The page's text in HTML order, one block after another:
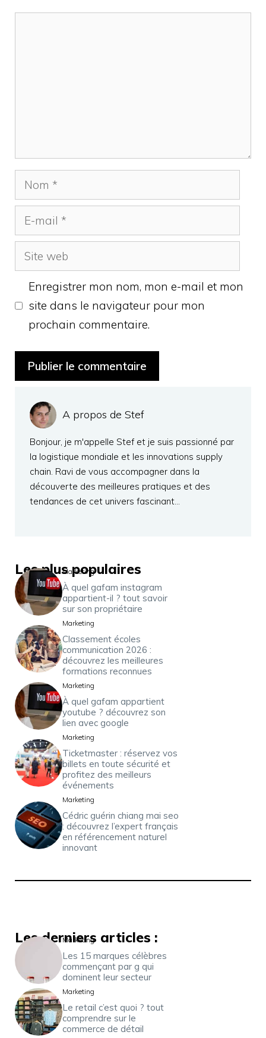
Nom
mail
Site
web
Enregistrer mon nom, mon e-mail et mon
site dans le navigateur pour mon
prochain commentaire.
A propos de Stef
Bonjour, je m'appelle Stef et je suis passionné par
la logistique mondiale et les innovations supply
chain. Ravi de vous accompagner dans la
découverte des meilleures pratiques et des
tendances de cet univers fascinant…
Les plus populaires
Marketing
À quel gafam instagram
appartient-il ? tout savoir
sur son propriétaire
Marketing
Classement écoles
communication 2026 :
découvrez les meilleures
formations reconnues
Marketing
À quel gafam appartient
youtube ? découvrez son
lien avec google
Marketing
Ticketmaster : réservez vos
billets en toute sécurité et
profitez des meilleurs
événements
Marketing
Cédric guérin chiang mai seo
: découvrez l’expert français
en référencement naturel
innovant
Les derniers articles :
Marketing
Les 15 marques célèbres
commençant par g qui
dominent leur secteur
Marketing
Le retail c’est quoi ? tout
comprendre sur le
commerce de détail